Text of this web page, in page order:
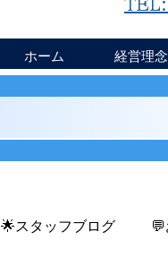
ホーム 経営理念
🌟スタッフブログ